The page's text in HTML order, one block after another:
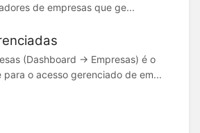
de empresas que ge...
(Dashboard → Empresas) é o
o acesso gerenciado de em...